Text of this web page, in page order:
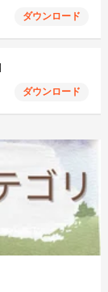
ダウンロード
ダウンロード